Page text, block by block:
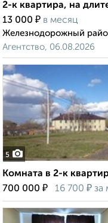
2-к квартира, на
13 000 ₽ в месяц
Железнодорожный
Агентство, 06.08.2026
5
Комната в 2-к
700 000 ₽ 16 700 ₽ за